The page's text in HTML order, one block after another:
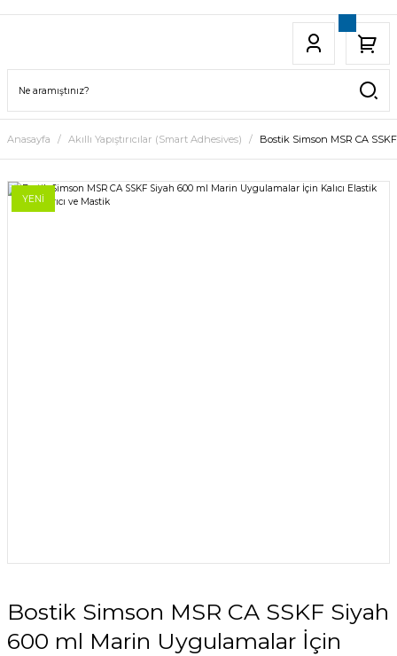
Anasayfa Akıllı Yapıştırıcılar (Smart Adhesives) Bostik Simson MSR CA
YENİ
Bostik Simson MSR CA SSKF Siyah
600 ml Marin Uygulamalar İçin